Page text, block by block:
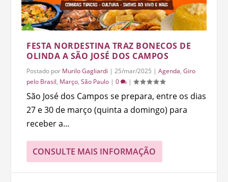
FESTA NORDESTINA TRAZ BONECOS DE
OLINDA A SÃO JOSÉ DOS CAMPOS
Postado por Murilo Gagliardi |25/mar/2025 |Agenda,Giro
pelo Brasil, Março,São Paulo |0 |
São José dos Campos se prepara, entre os dias
27 e 30 de março (quinta a domingo) para
receber a...
CONSULTE MAIS INFORMAÇÃO